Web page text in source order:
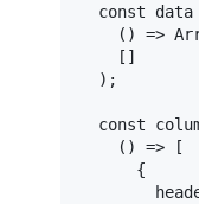
const data
() =>
    []
  );
const
() => [
      {